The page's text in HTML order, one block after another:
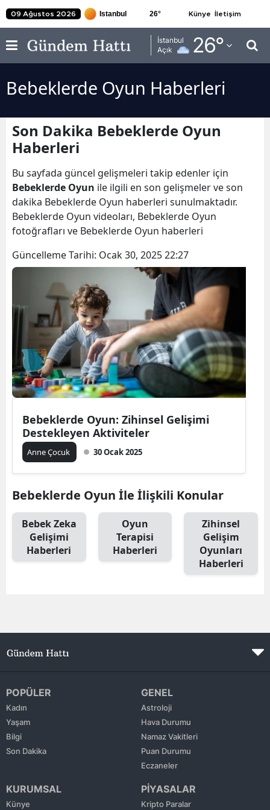
09 Ağustos 2026 26° Künye İletişim
İstanbul
Açık
26°
Adana
Adıyaman
Afyonkarahisar
Amasya
Antalya
Artvin
Aydın
Balıkesir
Bilecik
Bingöl
Bitlis
Bolu
Burdur
Diyarbakır
Giresun
Gümüşhane
Hakkari
Isparta
Bebeklerde Oyun Haberleri
Son Dakika Bebeklerde Oyun
Haberleri
Bu sayfada güncel gelişmeleri takip edenler için
Bebeklerde Oyun ile ilgili en son gelişmeler ve son
dakika Bebeklerde Oyun haberleri sunulmaktadır.
Bebeklerde Oyun videoları, Bebeklerde Oyun
fotoğrafları ve Bebeklerde Oyun haberleri
Güncelleme Tarihi: Ocak 30, 2025 22:27
Bebeklerde Oyun: Zihinsel Gelişimi
Destekleyen Aktiviteler
Anne Çocuk 30 Ocak 2025
Bebeklerde Oyun İle İlişkili Konular
Bebek Zeka
Gelişimi
Haberleri
Oyun
Terapisi
Haberleri
Zihinsel
Gelişim
Oyunları
Haberleri
POPÜLER
Kadın
Yaşam
Bilgi
Son Dakika
GENEL
Astroloji
Hava Durumu
Namaz Vakitleri
Puan Durumu
Eczaneler
KURUMSAL
Künye
PİYASALAR
Kripto Paralar